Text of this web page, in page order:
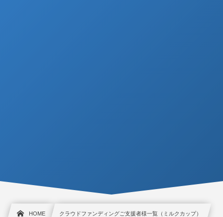
HOME クラウドファンディングご支援者様一覧（ミルクカップ）